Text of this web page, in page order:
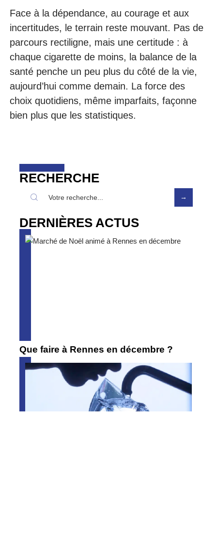
Face à la dépendance, au courage et aux
incertitudes, le terrain reste mouvant. Pas de
parcours rectiligne, mais une certitude : à
chaque cigarette de moins, la balance de la
santé penche un peu plus du côté de la vie,
aujourd’hui comme demain. La force des
choix quotidiens, même imparfaits, façonne
bien plus que les statistiques.
RECHERCHE
DERNIÈRES ACTUS
Que faire à Rennes en décembre ?